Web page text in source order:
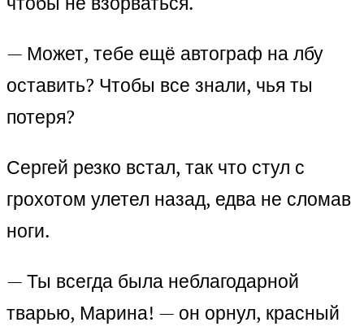
— Может, тебе ещё автограф на лбу
оставить? Чтобы все знали, чья ты
потеря?
Сергей резко встал, так что стул с
грохотом улетел назад, едва не сломав
ноги.
— Ты всегда была неблагодарной
тварью, Марина! — он орнул, красный